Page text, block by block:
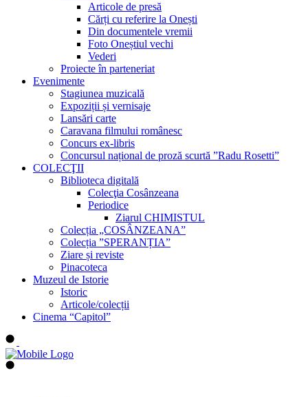
Articole de presă
Cărți cu referire la Onești
Din documentele vremii
Foto Oneștiul vechi
Vederi
Proiecte în parteneriat
Evenimente
Stagiunea muzicală
Expoziții și vernisaje
Lansări carte
Caravana filmului românesc
Concurs ex-libris
Concursul național de proză scurtă ”Radu Rosetti”
COLECŢII
Biblioteca digitală
Colecţia Cosânzeana
Periodice
Ziarul CHIMISTUL
Colecția „COSÂNZEANA”
Colecția ”SPERANȚIA”
Ziare și reviste
Pinacoteca
Muzeul de Istorie
Istoric
Articole/colecții
Cinema “Capitol”